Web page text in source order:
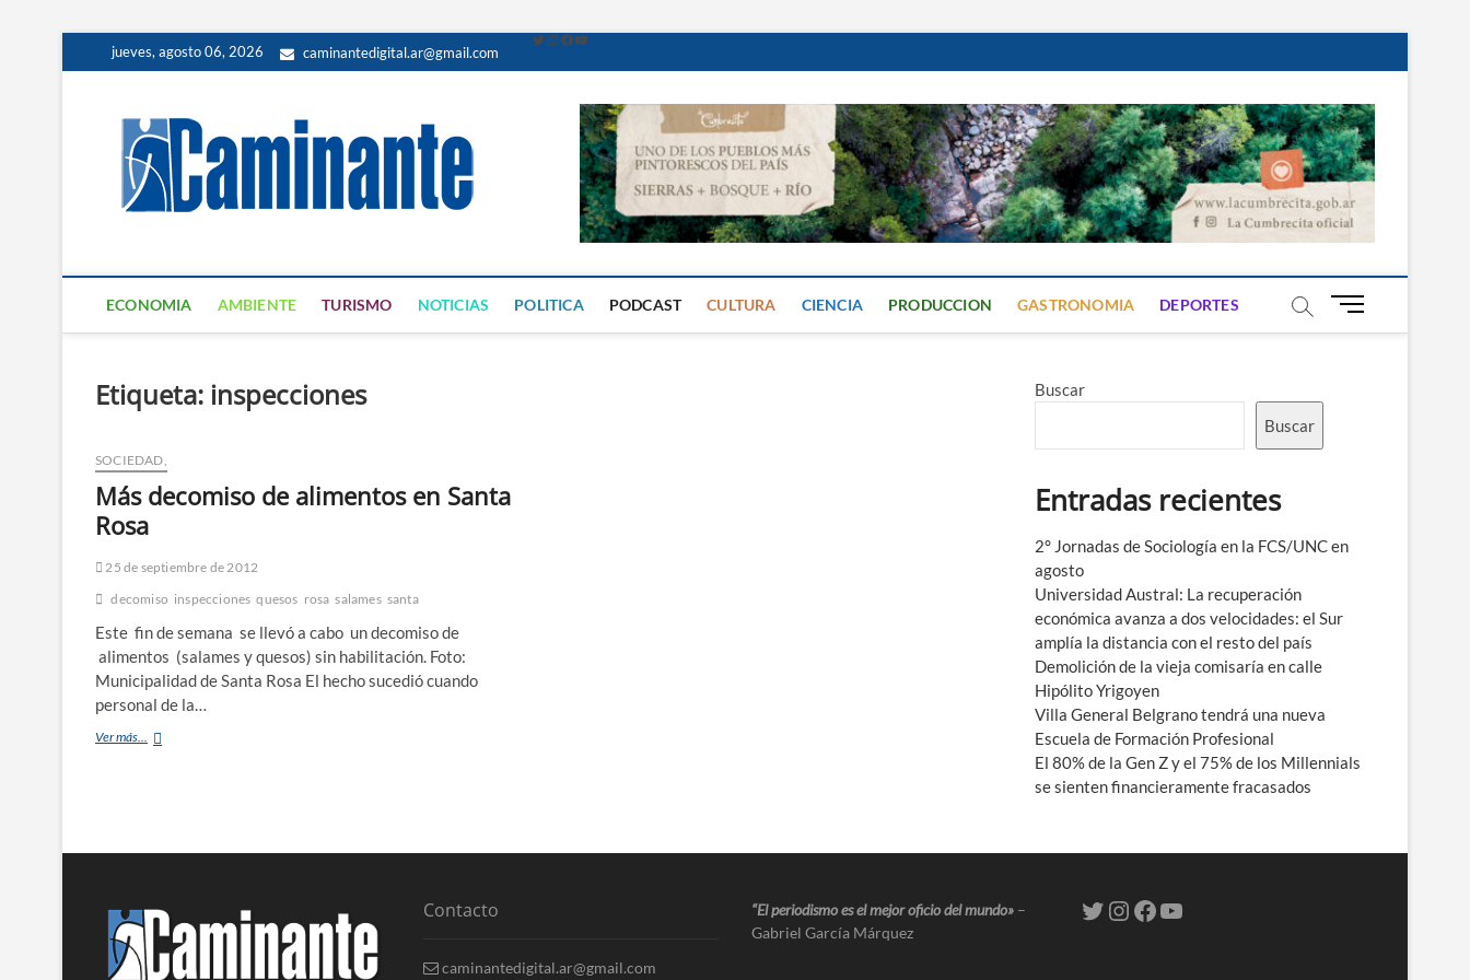
jueves, agosto 06, 2026 caminantedigital.ar@gmail.com
Caminante Digital
PERIÓDICO DIGITAL DEL VALLE DE CALAMUCHITA
ECONOMIA AMBIENTE TURISMO NOTICIAS POLITICA PODCAST CULTURA CIENCIA PRODUCCION GASTRONOMIA DEPORTES
B
ú
Etiqueta: inspecciones
SOCIEDAD,
Más decomiso de alimentos en Santa
Rosa
25 de septiembre de 2012
decomiso inspecciones quesos rosa salames santa
Este fin de semana se llevó a cabo un decomiso de
alimentos (salames y quesos) sin habilitación. Foto:
Municipalidad de Santa Rosa El hecho sucedió cuando
personal de la…
Ver más...
Buscar
Buscar
Entradas recientes
2° Jornadas de Sociología en la FCS/UNC en
agosto
Universidad Austral: La recuperación
económica avanza a dos velocidades: el Sur
amplía la distancia con el resto del país
Demolición de la vieja comisaría en calle
Hipólito Yrigoyen
Villa General Belgrano tendrá una nueva
Escuela de Formación Profesional
El 80% de la Gen Z y el 75% de los Millennials
se sienten financieramente fracasados
Contacto
caminantedigital.ar@gmail.com
“El periodismo es el mejor oficio del mundo» –
Gabriel García Márquez